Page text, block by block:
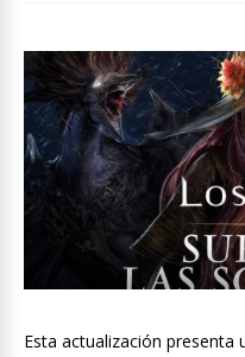
Esta actualización